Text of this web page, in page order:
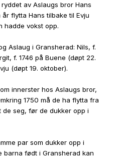
av Aslaugs bror Hans
flytta Hans tilbake til Evju
hadde vokst opp.
Aslaug i Gransherad: Nils, f.
f. 1746 på Buene (døpt 22.
(døpt 19. oktober).
innerster hos Aslaugs bror,
1750 må de ha flytta fra
de seg, før de dukker opp i
par som dukker opp i
barna født i Gransherad kan